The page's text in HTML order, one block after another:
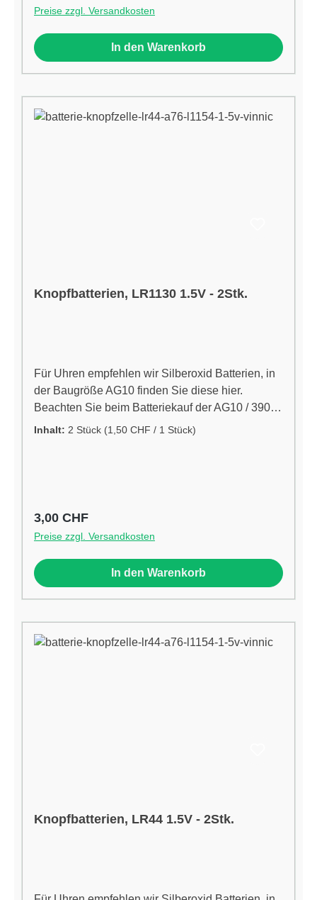
Preise zzgl. Versandkosten
In den Warenkorb
Knopfbatterien, LR1130 1.5V - 2Stk.
Für Uhren empfehlen wir Silberoxid Batterien, in
der Baugröße AG10 finden Sie diese hier.
Beachten Sie beim Batteriekauf der AG10 / 390
auch das Silberoxid Batterien eine höhere
beträgt 1,55 V.Eigenschaften:IEC Bezeichnung:
LR54 Technologie: Alkaline Spannung: 1,5 V
Kapazität: ohne Angaben
Inhalt: 2 Stück (1,50 CHF / 1 Stück)
Regulärer Preis:
3,00 CHF
Preise zzgl. Versandkosten
In den Warenkorb
Knopfbatterien, LR44 1.5V - 2Stk.